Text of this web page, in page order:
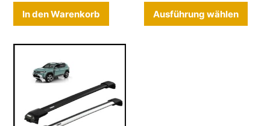
In den Warenkorb Ausführung wählen